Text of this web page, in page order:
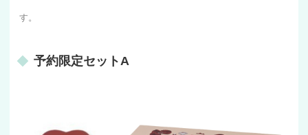
す。
予約限定セットA